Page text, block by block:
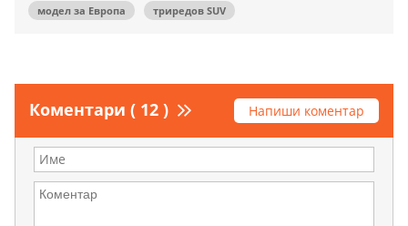
модел за Европа
триредов SUV
Коментари ( 12 ) Напиши коментар